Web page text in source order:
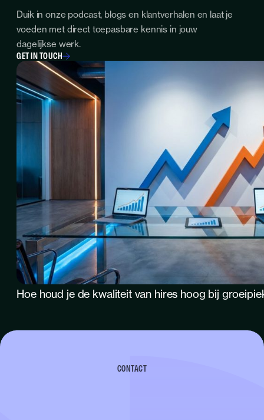
Duik in onze podcast, blogs en klantverhalen en laat je
voeden met direct toepasbare kennis in jouw
dagelijkse werk.
GET IN TOUCH
Hoe houd je de kwaliteit van hires hoog bij
CONTACT